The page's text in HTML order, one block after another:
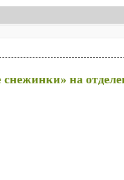
снежинки» на